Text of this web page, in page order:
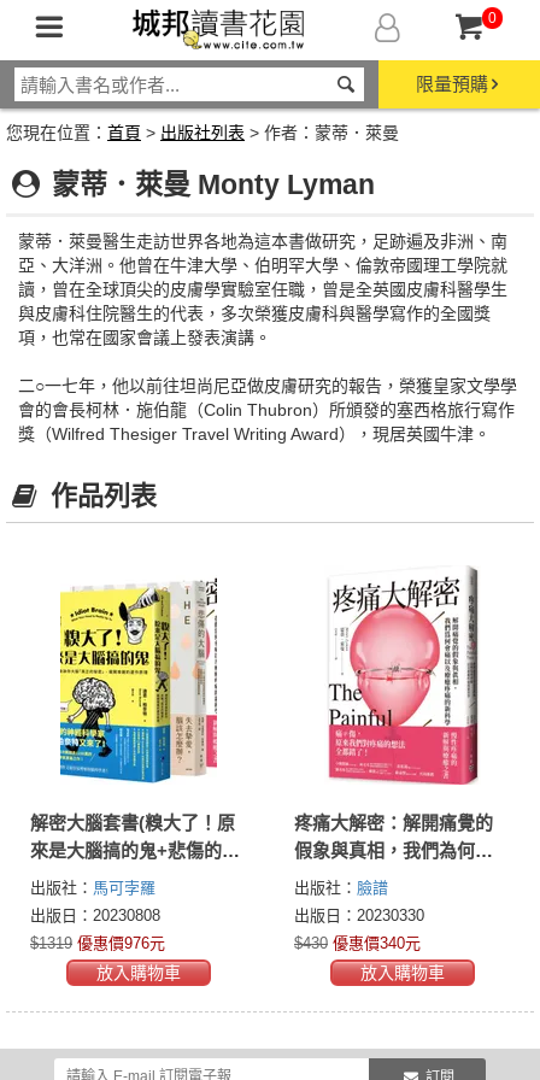
0
限量預購
您現在位置： 首頁 > 出版社列表 > 作者：蒙蒂．萊曼
蒙蒂．萊曼 Monty Lyman
蒙蒂．萊曼醫生走訪世界各地為這本書做研究，足跡遍及非洲、南
亞、大洋洲。他曾在牛津大學、伯明罕大學、倫敦帝國理工學院就
讀，曾在全球頂尖的皮膚學實驗室任職，曾是全英國皮膚科醫學生
與皮膚科住院醫生的代表，多次榮獲皮膚科與醫學寫作的全國獎
項，也常在國家會議上發表演講。
二○一七年，他以前往坦尚尼亞做皮膚研究的報告，榮獲皇家文學學
會的會長柯林．施伯龍（Colin Thubron）所頒發的塞西格旅行寫作
獎（Wilfred Thesiger Travel Writing Award），現居英國牛津。
作品列表
解密大腦套書(糗大了！原
來是大腦搞的鬼+悲傷的大
腦+疼痛大解密)
出版社： 馬可孛羅
出版日：20230808
$1319 優惠價976元
放入購物車
疼痛大解密：解開痛覺的
假象與真相，我們為何會
痛以及療癒疼痛的新科學
出版社： 臉譜
出版日：20230330
$430 優惠價340元
放入購物車